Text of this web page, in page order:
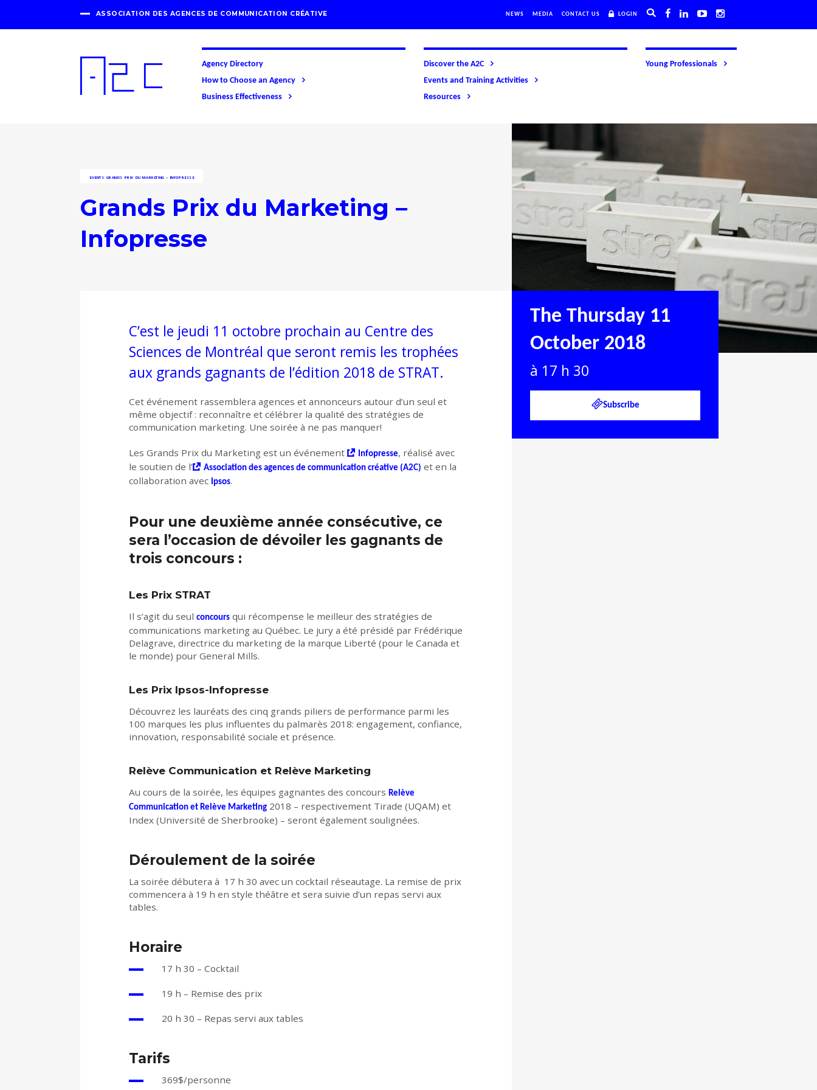
ASSOCIATION DES AGENCES DE COMMUNICATION CRÉATIVE NEWS MEDIA CONTACT US LOGIN
Agency Directory
How to Choose an Agency
Business Effectiveness
Discover the A2C
Events and Training Activities
Resources
Young Professionals
EVENTS GRANDS PRIX DU MARKETING – INFOPRESSE
Grands Prix du Marketing –
Infopresse
C’est le jeudi 11 octobre prochain au Centre des
Sciences de Montréal que seront remis les trophées
aux grands gagnants de l’édition 2018 de STRAT.
Cet événement rassemblera agences et annonceurs autour d’un seul et
même objectif : reconnaître et célébrer la qualité des stratégies de
communication marketing. Une soirée à ne pas manquer!
Les Grands Prix du Marketing est un événement Infopresse, réalisé avec
le soutien de l’
Association des agences de communication créative (A2C) et en la
collaboration avec Ipsos.
Pour une deuxième année consécutive, ce
sera l’occasion de dévoiler les gagnants de
trois concours :
Les Prix STRAT
Il s’agit du seul concours qui récompense le meilleur des stratégies de
communications marketing au Québec. Le jury a été présidé par Frédérique
Delagrave, directrice du marketing de la marque Liberté (pour le Canada et
le monde) pour General Mills.
Les Prix Ipsos-Infopresse
Découvrez les lauréats des cinq grands piliers de performance parmi les
100 marques les plus influentes du palmarès 2018: engagement, confiance,
innovation, responsabilité sociale et présence.
Relève Communication et Relève Marketing
Au cours de la soirée, les équipes gagnantes des concours Relève
Communication et Relève Marketing 2018 – respectivement Tirade (UQAM) et
Index (Université de Sherbrooke) – seront également soulignées.
Déroulement de la soirée
La soirée débutera à 17 h 30 avec un cocktail réseautage. La remise de prix
commencera à 19 h en style théâtre et sera suivie d’un repas servi aux
tables.
Horaire
17 h 30 – Cocktail
19 h – Remise des prix
20 h 30 – Repas servi aux tables
Tarifs
369$/personne
The Thursday 11
October 2018
à 17 h 30
Subscribe